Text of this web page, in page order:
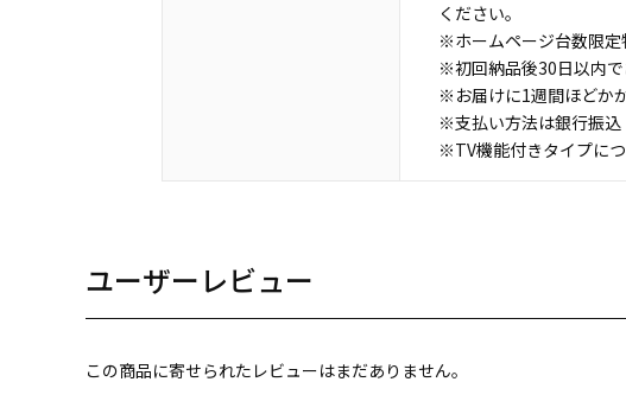
ください。
※ホームページ台数限定
※初回納品後30日以内で
※お届けに1週間ほどか
※支払い方法は銀行振込
※TV機能付きタイプに
ユーザーレビュー
この商品に寄せられたレビューはまだありません。